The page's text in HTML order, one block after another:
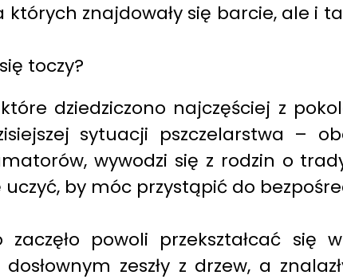
znajdowały się barcie, ale i
toczy?
dziedziczono najczęściej z
sytuacji pszczelarstwa –
wywodzi się z rodzin o
by móc przystąpić do
powoli przekształcać się
dosłownym zeszły z drzew, a